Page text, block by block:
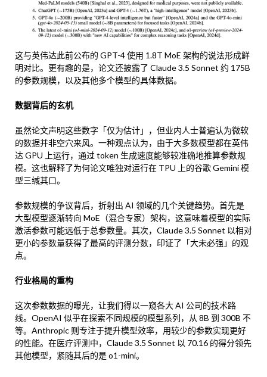
这与英伟达此前公布的 GPT-4 使用 1.8T MoE 架构的说法形成鲜
明对比。更有趣的是，论文还披露了 Claude 3.5 Sonnet 约 175B
的参数规模，以及其他多个模型的具体数据。
数据背后的玄机
虽然论文声明这些数字「仅为估计」，但业内人士普遍认为微软
的数据并非空穴来风。一种观点认为，由于大多数模型都在英伟
达 GPU 上运行，通过 token 生成速度能够较准确地推算参数规
模。这也解释了为何论文唯独对运行在 TPU 上的谷歌 Gemini 模
型三缄其口。
参数规模的争议背后，折射出 AI 领域的几个关键趋势。首先是
大型模型逐渐转向 MoE（混合专家）架构，这意味着模型的实际
激活参数可能远低于总参数量。其次，Claude 3.5 Sonnet 以相对
更小的参数量获得了最高的评测分数，印证了「大未必强」的观
点。
行业格局的重构
这次参数数据的曝光，让我们得以一窥各大 AI 公司的技术路
线。OpenAI 似乎在探索不同规模的模型系列，从 8B 到 300B 不
等。Anthropic 则专注于提升模型效率，用较少的参数实现更好
的性能。在医疗评测中，Claude 3.5 Sonnet 以 70.16 的得分领先
其他模型，紧随其后的是 o1-mini。